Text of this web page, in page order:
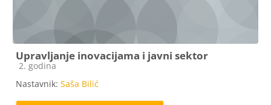
Upravljanje inovacijama i javni sektor
Kategorija e-kolegija
2. godina
Nastavnik: Saša Bilić